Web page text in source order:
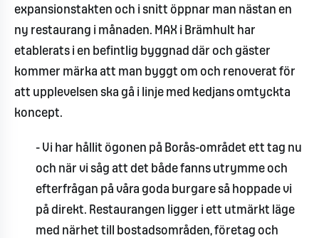
expansionstakten och i snitt öppnar man nästan en
ny restaurang i månaden. MAX i Brämhult har
etablerats i en befintlig byggnad där och gäster
kommer märka att man byggt om och renoverat för
att upplevelsen ska gå i linje med kedjans omtyckta
koncept.
- Vi har hållit ögonen på Borås-området ett tag nu
och när vi såg att det både fanns utrymme och
efterfrågan på våra goda burgare så hoppade vi
på direkt. Restaurangen ligger i ett utmärkt läge
med närhet till bostadsområden, företag och